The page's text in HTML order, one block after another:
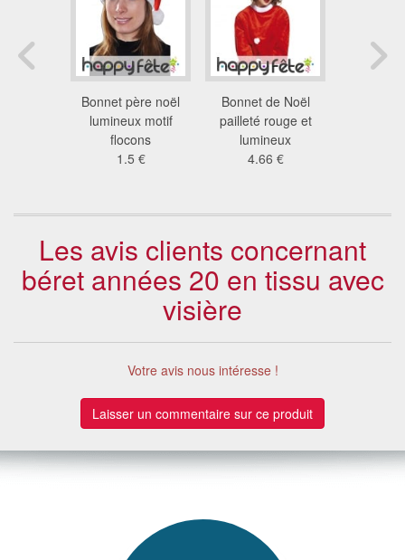
Bonnet père noël
lumineux motif
flocons
1.5 €
Bonnet de Noël
pailleté rouge et
lumineux
4.66 €
Les avis clients concernant
béret années 20 en tissu avec
visière
Votre avis nous intéresse !
Laisser un commentaire sur ce produit